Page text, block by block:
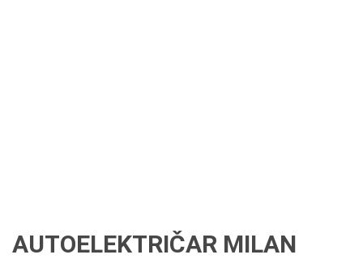
AUTOELEKTRIČAR MILAN